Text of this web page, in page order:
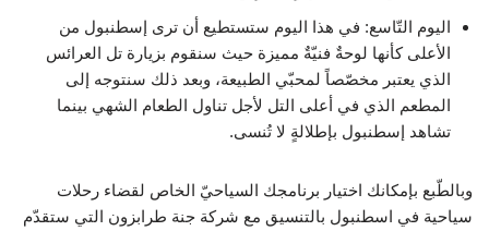
اليوم التّاسع: في هذا اليوم ستستطيع أن ترى إسطنبول من
الأعلى كأنها لوحةٌ فنيّةٌ مميزة حيث سنقوم بزيارة تل العرائس
الذي يعتبر مخصّصاً لمحبّي الطبيعة، وبعد ذلك سنتوجه إلى
المطعم الذي في أعلى التل لأجل تناول الطعام الشهي بينما
تشاهد إسطنبول بإطلالةٍ لا تُنسى.
وبالطّبع بإمكانك اختيار برنامجك السياحيّ الخاص لقضاء رحلات
سياحية في اسطنبول بالتنسيق مع شركة جنة طرابزون التي ستقدّم